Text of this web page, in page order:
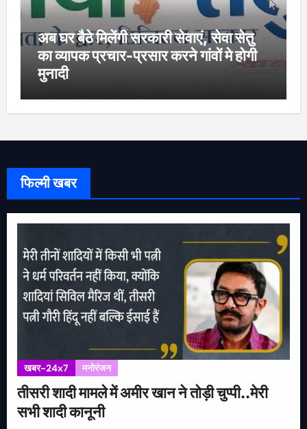
अब घर बैठे मिलेंगी सरकारी सेवाएं, सेवा सेतु
का व्यापक प्रचार-प्रसार करने गांवों मे होगी
मुनादी
फिल्मी खबर
खबर-24x7 मनोरंजन
तीसरी शादी मामले में अमीर खान ने तोड़ी चुप्पी..मेरी
सभी शादी कानूनी